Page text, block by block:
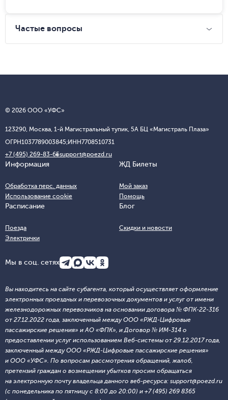
Частые вопросы
© 2026 ООО «УФС»
123290, Москва, 1-й Магистральный тупик, 5А БЦ «Магистраль Плаза»
ОГРН1037789003845;ИНН7708510731
+7 (495) 269-83-65support@poezd.ru
Информация
Обработка перс. данных
Использование cookie
ЖД Билеты
Мой заказ
Помощь
Расписание
Поезда
Электрички
Блог
Скидки и новости
Мы в соц. сетях
Вы находитесь на сайте субагента, который осуществляет оформление
электронных проездных и перевозочных документов и услуг от имени
железнодорожных перевозчиков на основании договора № ФПК-22-316
от 27.12.2022 года, заключенный между ООО «РЖД-Цифровые
пассажирские решения» и АО «ФПК», и Договор № ИМ-314 о
предоставлении услуг использованием Веб-системы от 29.12.2017 года,
заключенный между ООО «РЖД-Цифровые пассажирские решения»
и ООО «УФС». По вопросам рассмотрения обращений, жалоб,
претензий граждан о возмещении убытков просим обращаться
на электронную почту владельца данного веб-ресурса: support@poezd.ru
(с понедельника по пятницу с 8:00 до 20:00) и +7 (495) 269 8365